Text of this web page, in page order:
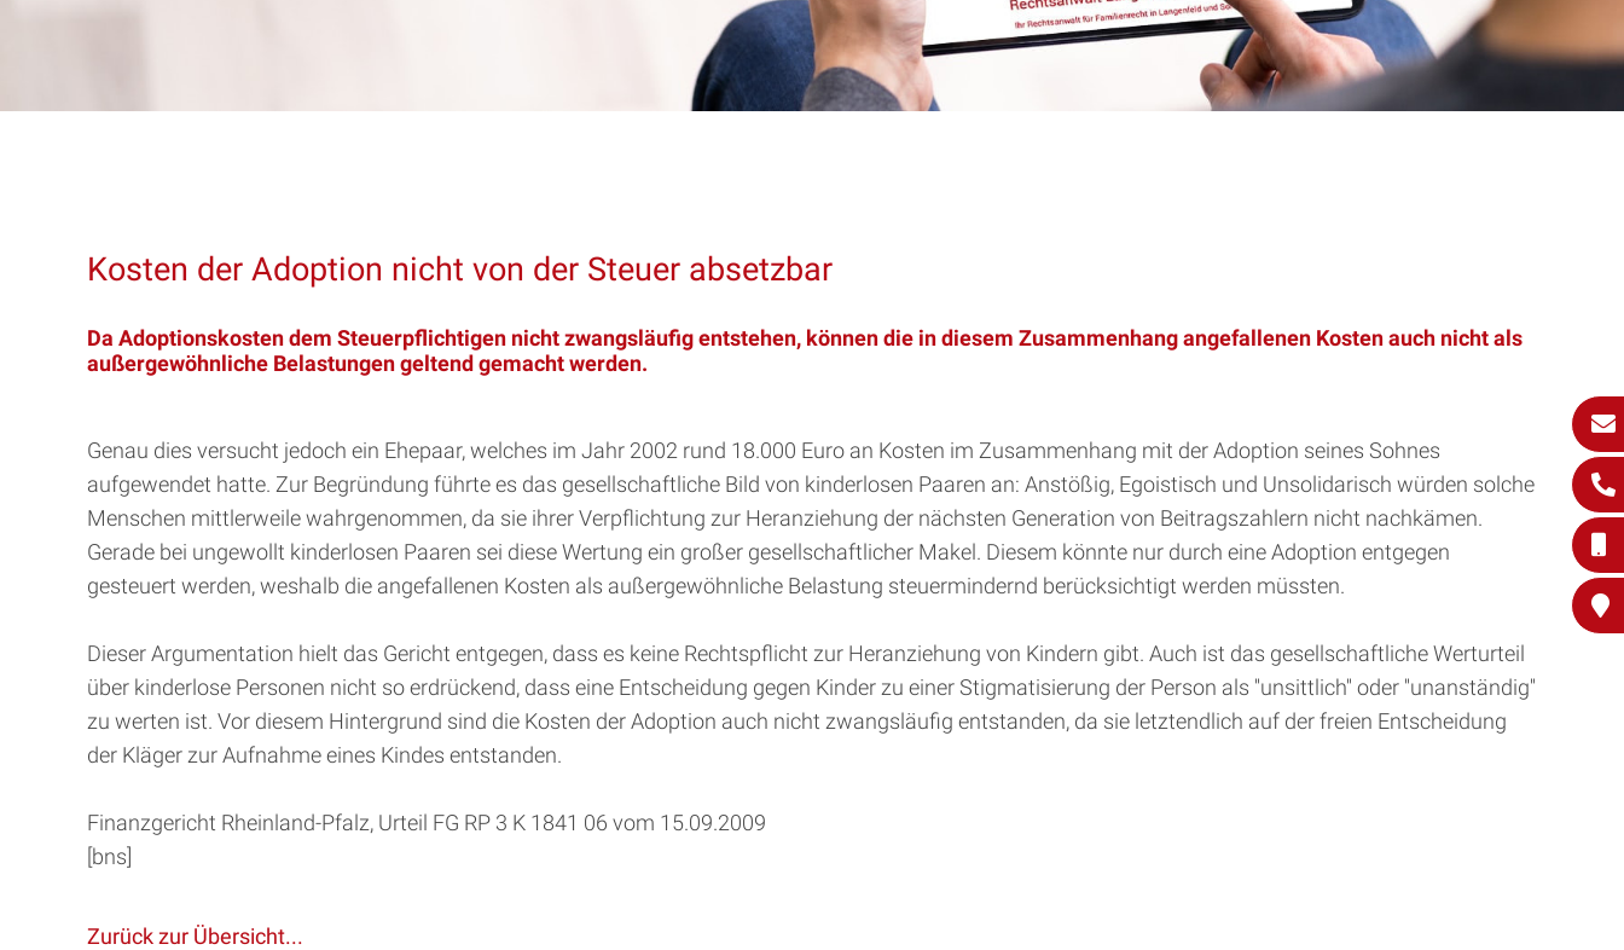
Kosten der Adoption nicht von der Steuer absetzbar
Da Adoptionskosten dem Steuerpflichtigen nicht zwangsläufig entstehen, können die in diesem Zusammenhang angefallenen Kosten auch nicht als
außergewöhnliche Belastungen geltend gemacht werden.
Genau dies versucht jedoch ein Ehepaar, welches im Jahr 2002 rund 18.000 Euro an Kosten im Zusammenhang mit der Adoption seines Sohnes
aufgewendet hatte. Zur Begründung führte es das gesellschaftliche Bild von kinderlosen Paaren an: Anstößig, Egoistisch und Unsolidarisch würden solche
Menschen mittlerweile wahrgenommen, da sie ihrer Verpflichtung zur Heranziehung der nächsten Generation von Beitragszahlern nicht nachkämen.
Gerade bei ungewollt kinderlosen Paaren sei diese Wertung ein großer gesellschaftlicher Makel. Diesem könnte nur durch eine Adoption entgegen
gesteuert werden, weshalb die angefallenen Kosten als außergewöhnliche Belastung steuermindernd berücksichtigt werden müssten.
Dieser Argumentation hielt das Gericht entgegen, dass es keine Rechtspflicht zur Heranziehung von Kindern gibt. Auch ist das gesellschaftliche Werturteil
über kinderlose Personen nicht so erdrückend, dass eine Entscheidung gegen Kinder zu einer Stigmatisierung der Person als ''unsittlich'' oder ''unanständig''
zu werten ist. Vor diesem Hintergrund sind die Kosten der Adoption auch nicht zwangsläufig entstanden, da sie letztendlich auf der freien Entscheidung
der Kläger zur Aufnahme eines Kindes entstanden.
Finanzgericht Rheinland-Pfalz, Urteil FG RP 3 K 1841 06 vom 15.09.2009
[bns]
Zurück zur Übersicht...